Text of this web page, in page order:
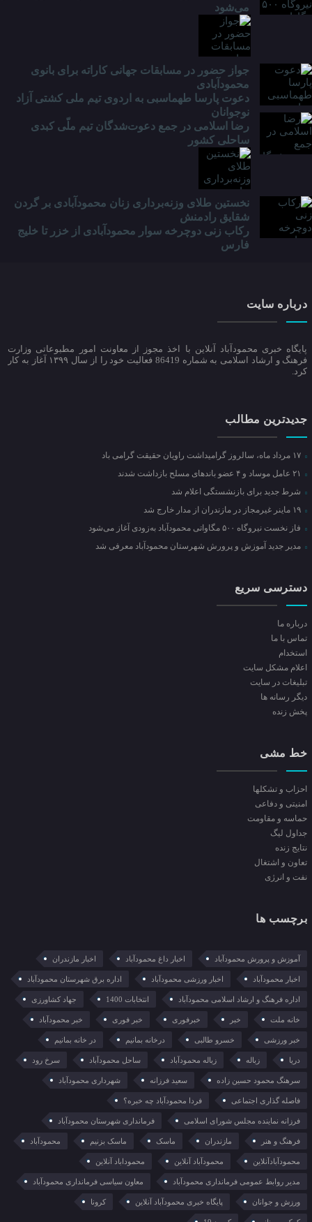
می‌شود
جواز حضور در مسابقات جهانی کاراته برای بانوی
محمودآبادی
دعوت پارسا طهماسبی به اردوی تیم ملی کشتی آزاد
نوجوانان
رضا اسلامی در جمع دعوت‌شدگان تیم ملّی کبدی
ساحلی کشور
نخستین طلای وزنه‌برداری زنان محمودآبادی بر گردن
شقایق رادمنش
رکاب زنی دوچرخه سوار محمودآبادی از خزر تا خلیج
فارس
درباره سایت
پایگاه خبری محمودآباد آنلاین با اخذ مجوز از معاونت امور مطبوعاتی وزارت
فرهنگ و ارشاد اسلامی به شماره 86419 فعالیت خود را از سال ۱۳۹۹ آغاز به کار
کرد.
جدیدترین مطالب
شرط جدید برای بازنشستگی اعلام شد
فاز نخست نیروگاه ۵۰۰ مگاواتی محمودآباد به‌زودی آغاز می‌شود
مدیر جدید آموزش و پرورش شهرستان محمودآباد معرفی شد
دسترسی سریع
درباره ما
تماس با ما
استخدام
اعلام مشکل سایت
تبلیغات در سایت
ديگر رسانه ها
پخش زنده
خط مشی
احزاب و تشکلها
امنیتی و دفاعی
حماسه و مقاومت
جداول لیگ
نتایج زنده
تعاون و اشتغال
نفت و انرژی
برچسب ها
آموزش و پرورش محمودآباد اخبار داغ محمودآباد اخبار مازندران
اخبار محمودآباد اخبار ورزشی محمودآباد اداره برق شهرستان محمودآباد
اداره فرهنگ و ارشاد اسلامی محمودآباد انتخابات 1400 جهاد کشاورزی
خانه ملت خبر خبرفوری خبر فوری خبر محمودآباد
خبر ورزشی خسرو طالبی درخانه بمانیم در خانه بمانیم
دریا زباله زباله محمودآباد ساحل محمودآباد سرخ رود
سرهنگ محمود حسین زاده سعید فرزانه شهرداری محمودآباد
فاصله گذاری اجتماعی فردا محمودآباد چه خبره؟
فرزانه نماینده مجلس شورای اسلامی فرمانداری شهرستان محمودآباد
فرهنگ و هنر مازندران ماسک ماسک بزنیم محمودآباد
محمودآبادآنلاین محمودآباد آنلاین محموداباد آنلاین
مدیر روابط عمومی فرمانداری محمودآباد معاون سیاسی فرمانداری محمودآباد
ورزش و جوانان پایگاه خبری محمودآباد آنلاین کرونا